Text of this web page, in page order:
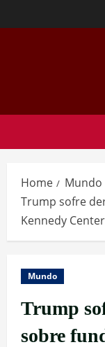
Home
Mundo
Trump sofre
Kennedy Center
Mundo
Trump
sobre